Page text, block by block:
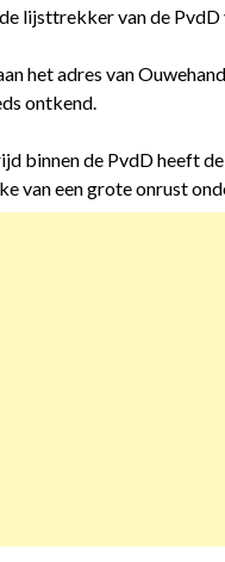
lijsttrekker van de
het adres van
ontkend.
binnen de PvdD heeft
van een grote onrust